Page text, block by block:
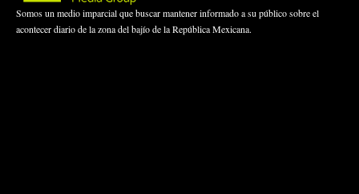
Somos un medio imparcial que buscar mantener informado a su público sobre el
acontecer diario de la zona del bajío de la República Mexicana.